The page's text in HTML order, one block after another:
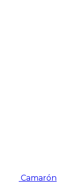
Camarón